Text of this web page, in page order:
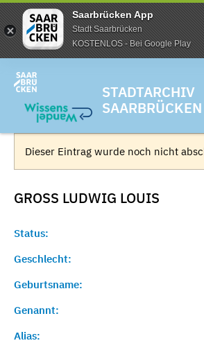
Saarbrücken App
Stadt Saarbrücken
KOSTENLOS - Bei Google Play
STADTARCHIV
SAARBRÜCKEN
Dieser Eintrag wurde noch nicht
GROSS LUDWIG LOUIS
Status:
Geschlecht:
Geburtsname:
Genannt:
Alias: